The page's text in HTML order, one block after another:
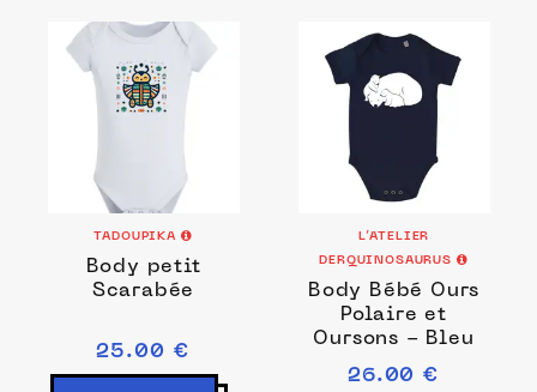
TADOUPIKA
Body petit
Scarabée
25.00 €
L’ATELIER
DERQUINOSAURUS
Body Bébé Ours
Polaire et
Oursons - Bleu
26.00 €